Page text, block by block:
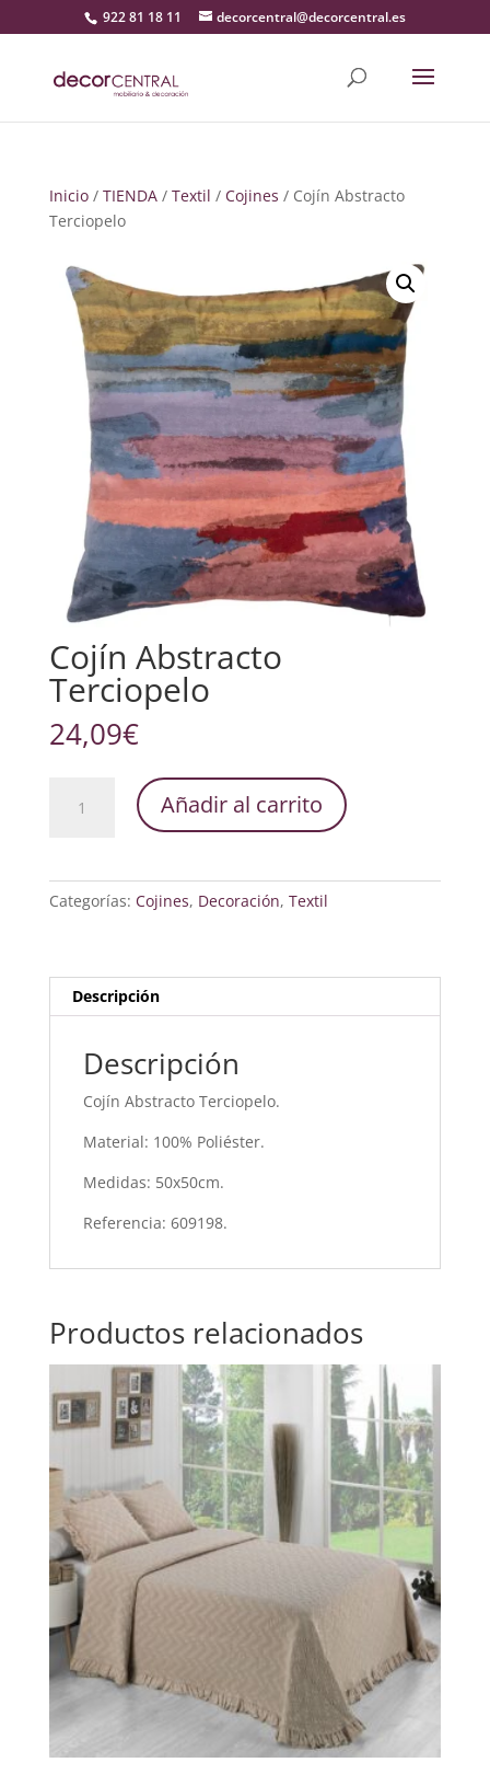
922 81 18 11 decorcentral@decorcentral.es
Inicio/ TIENDA/ Textil / Cojines / Cojín Abstracto
Terciopelo
Cojín Abstracto
Terciopelo
24,09€
Abstracto
Añadir al carrito
Categorías: Cojines, Decoración, Textil
Descripción
Descripción
Cojín Abstracto Terciopelo.
Material: 100% Poliéster.
Medidas: 50x50cm.
Referencia: 609198.
Productos relacionados